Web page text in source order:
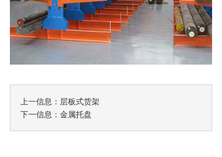
上一信息： 层板式货架
下一信息： 金属托盘